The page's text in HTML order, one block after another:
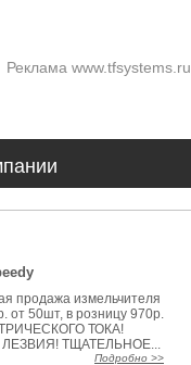
Реклама www.tfsystems.ru
продажа измельчителя
от 50шт, в розницу 970р.
ТОКА!
ТЩАТЕЛЬНОЕ...
Подробно >>